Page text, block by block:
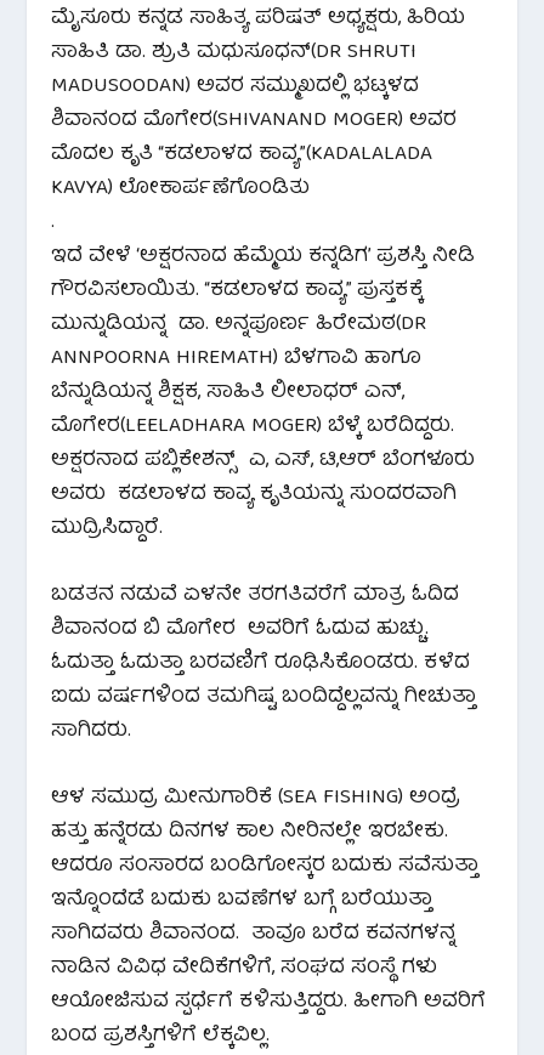
ಮೈಸೂರು ಕನ್ನಡ ಸಾಹಿತ್ಯ ಪರಿಷತ್ ಅಧ್ಯಕ್ಷರು, ಹಿರಿಯ
ಸಾಹಿತಿ ಡಾ. ಶ್ರುತಿ ಮಧುಸೂಧನ್(DR SHRUTI
MADUSOODAN) ಅವರ ಸಮ್ಮುಖದಲ್ಲಿ ಭಟ್ಕಳದ
ಶಿವಾನಂದ ಮೊಗೇರ(SHIVANAND MOGER) ಅವರ
ಮೊದಲ ಕೃತಿ “ಕಡಲಾಳದ ಕಾವ್ಯ”(KADALALADA
KAVYA) ಲೋಕಾರ್ಪಣೆಗೊಂಡಿತು
.
ಇದೆ ವೇಳೆ ‘ಅಕ್ಷರನಾದ ಹೆಮ್ಮೆಯ ಕನ್ನಡಿಗ’ ಪ್ರಶಸ್ತಿ ನೀಡಿ
ಗೌರವಿಸಲಾಯಿತು. “ಕಡಲಾಳದ ಕಾವ್ಯ” ಪುಸ್ತಕಕ್ಕೆ
ಮುನ್ನುಡಿಯನ್ನ ಡಾ. ಅನ್ನಪೂರ್ಣ ಹಿರೇಮಠ(DR
ANNPOORNA HIREMATH) ಬೆಳಗಾವಿ ಹಾಗೂ
ಬೆನ್ನುಡಿಯನ್ನ ಶಿಕ್ಷಕ, ಸಾಹಿತಿ ಲೀಲಾಧರ್ ಎನ್,
ಮೊಗೇರ(LEELADHARA MOGER) ಬೆಳ್ಕೆ ಬರೆದಿದ್ದರು.
ಅಕ್ಷರನಾದ ಪಬ್ಲಿಕೇಶನ್ಸ್ ಎ, ಎಸ್, ಟಿ,ಆರ್ ಬೆಂಗಳೂರು
ಅವರು ಕಡಲಾಳದ ಕಾವ್ಯ ಕೃತಿಯನ್ನು ಸುಂದರವಾಗಿ
ಮುದ್ರಿಸಿದ್ದಾರೆ.
ಬಡತನ ನಡುವೆ ಏಳನೇ ತರಗತಿವರೆಗೆ ಮಾತ್ರ ಓದಿದ
ಶಿವಾನಂದ ಬಿ ಮೊಗೇರ ಅವರಿಗೆ ಓದುವ ಹುಚ್ಚು.
ಓದುತ್ತಾ ಓದುತ್ತಾ ಬರವಣಿಗೆ ರೂಢಿಸಿಕೊಂಡರು. ಕಳೆದ
ಐದು ವರ್ಷಗಳಿಂದ ತಮಗಿಷ್ಟ ಬಂದಿದ್ದೆಲ್ಲವನ್ನು ಗೀಚುತ್ತಾ
ಸಾಗಿದರು.
ಆಳ ಸಮುದ್ರ ಮೀನುಗಾರಿಕೆ (SEA FISHING) ಅಂದ್ರೆ
ಹತ್ತು ಹನ್ನೆರಡು ದಿನಗಳ ಕಾಲ ನೀರಿನಲ್ಲೇ ಇರಬೇಕು.
ಆದರೂ ಸಂಸಾರದ ಬಂಡಿಗೋಸ್ಕರ ಬದುಕು ಸವೆಸುತ್ತಾ
ಇನ್ನೊಂದೆಡೆ ಬದುಕು ಬವಣೆಗಳ ಬಗ್ಗೆ ಬರೆಯುತ್ತಾ
ಸಾಗಿದವರು ಶಿವಾನಂದ. ತಾವೂ ಬರೆದ ಕವನಗಳನ್ನ
ನಾಡಿನ ವಿವಿಧ ವೇದಿಕೆಗಳಿಗೆ, ಸಂಘದ ಸಂಸ್ಥೆ ಗಳು
ಆಯೋಜಿಸುವ ಸ್ಪರ್ಧೆಗೆ ಕಳಿಸುತ್ತಿದ್ದರು. ಹೀಗಾಗಿ ಅವರಿಗೆ
ಬಂದ ಪ್ರಶಸ್ತಿಗಳಿಗೆ ಲೆಕ್ಕವಿಲ್ಲ.